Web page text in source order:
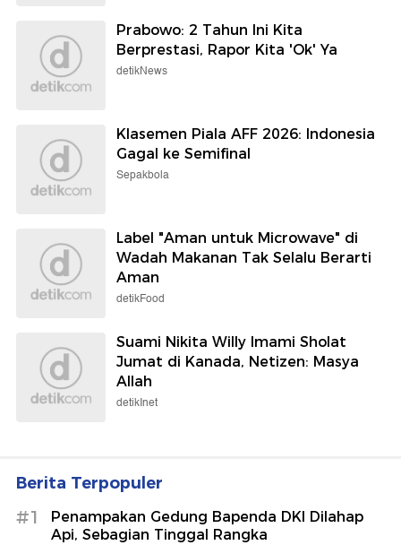
Prabowo: 2 Tahun Ini Kita
Berprestasi, Rapor Kita 'Ok' Ya
detikNews
Klasemen Piala AFF 2026: Indonesia
Gagal ke Semifinal
Sepakbola
Label "Aman untuk Microwave" di
Wadah Makanan Tak Selalu Berarti
Aman
detikFood
Suami Nikita Willy Imami Sholat
Jumat di Kanada, Netizen: Masya
Allah
detikInet
Berita Terpopuler
#1
Penampakan Gedung Bapenda DKI Dilahap
Api, Sebagian Tinggal Rangka